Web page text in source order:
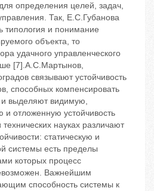
определения целей, задач,
Так, Е.С.Губанова
типология и понимание
объекта, то
удачного управленческого
[7].A.С.Мaртынов,
связывают устойчивость
способных компенсировать
выделяют видимую,
и отложенную устойчивость
науках различают
статическую и
системы есть пределы
которых процесс
Важнейшим
способность системы к